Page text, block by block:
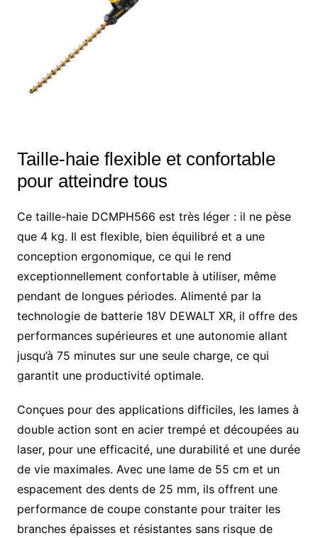
Taille-haie flexible et confortable
pour atteindre tous
Ce taille-haie DCMPH566 est très léger : il ne pèse
que 4 kg. Il est flexible, bien équilibré et a une
conception ergonomique, ce qui le rend
exceptionnellement confortable à utiliser, même
pendant de longues périodes. Alimenté par la
technologie de batterie 18V DEWALT XR, il offre des
performances supérieures et une autonomie allant
jusqu’à 75 minutes sur une seule charge, ce qui
garantit une productivité optimale.
Conçues pour des applications difficiles, les lames à
double action sont en acier trempé et découpées au
laser, pour une efficacité, une durabilité et une durée
de vie maximales. Avec une lame de 55 cm et un
espacement des dents de 25 mm, ils offrent une
performance de coupe constante pour traiter les
branches épaisses et résistantes sans risque de